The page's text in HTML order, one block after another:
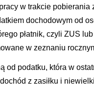
w trakcie pobierania
dochodowym od
płatnik, czyli ZUS
w zeznaniu
od podatku, która w
z zasiłku i